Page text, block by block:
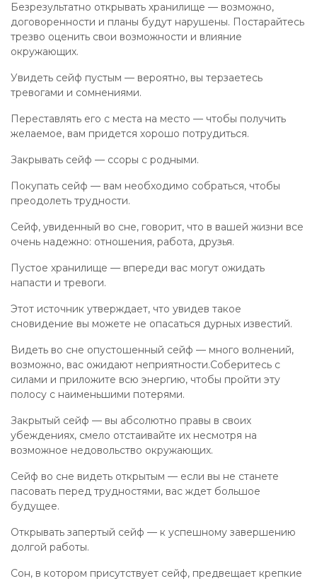
Безрезультатно открывать хранилище — возможно,
договоренности и планы будут нарушены. Постарайтесь
трезво оценить свои возможности и влияние
окружающих.
Увидеть сейф пустым — вероятно, вы терзаетесь
тревогами и сомнениями.
Переставлять его с места на место — чтобы получить
желаемое, вам придется хорошо потрудиться.
Закрывать сейф — ссоры с родными.
Покупать сейф — вам необходимо собраться, чтобы
преодолеть трудности.
Сейф, увиденный во сне, говорит, что в вашей жизни все
очень надежно: отношения, работа, друзья.
Пустое хранилище — впереди вас могут ожидать
напасти и тревоги.
Этот источник утверждает, что увидев такое
сновидение вы можете не опасаться дурных известий.
Видеть во сне опустошенный сейф — много волнений,
возможно, вас ожидают неприятности.Соберитесь с
силами и приложите всю энергию, чтобы пройти эту
полосу с наименьшими потерями.
Закрытый сейф — вы абсолютно правы в своих
убеждениях, смело отстаивайте их несмотря на
возможное недовольство окружающих.
Сейф во сне видеть открытым — если вы не станете
пасовать перед трудностями, вас ждет большое
будущее.
Открывать запертый сейф — к успешному завершению
долгой работы.
Сон, в котором присутствует сейф, предвещает крепкие